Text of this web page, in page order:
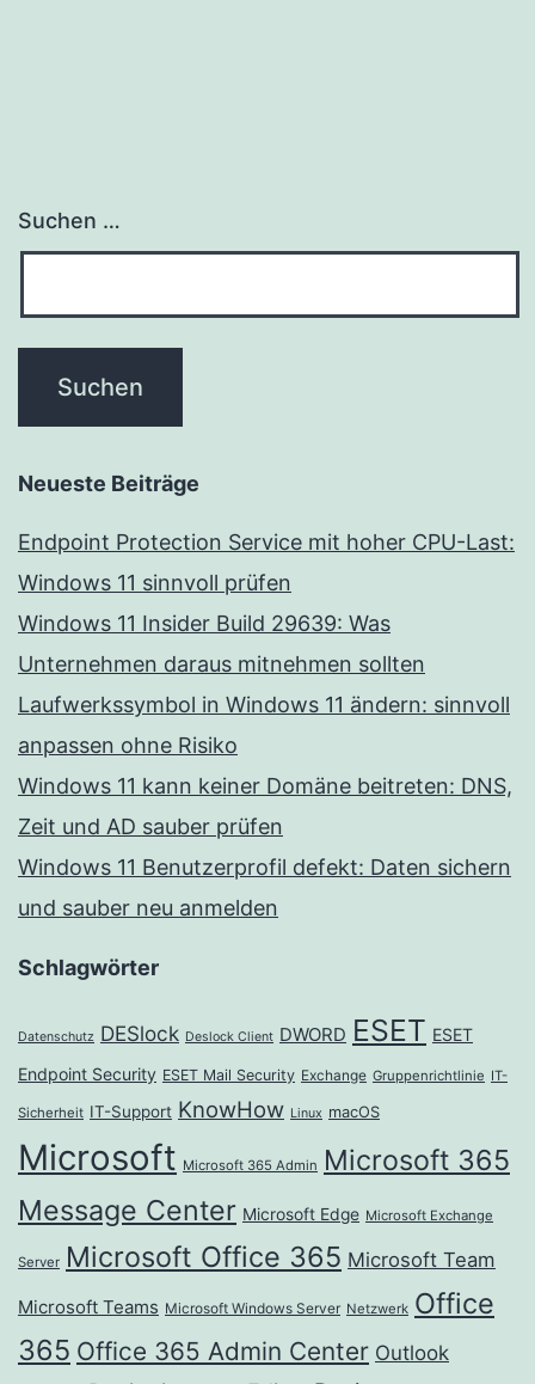
Suchen …
Neueste Beiträge
Endpoint Protection Service mit hoher CPU-Last:
Windows 11 sinnvoll prüfen
Windows 11 Insider Build 29639: Was
Unternehmen daraus mitnehmen sollten
Laufwerkssymbol in Windows 11 ändern: sinnvoll
anpassen ohne Risiko
Windows 11 kann keiner Domäne beitreten: DNS,
Zeit und AD sauber prüfen
Windows 11 Benutzerprofil defekt: Daten sichern
und sauber neu anmelden
Schlagwörter
Datenschutz DESlock Deslock Client DWORD ESET ESET
Endpoint Security ESET Mail Security Exchange Gruppenrichtlinie IT-
Sicherheit IT-Support KnowHow Linux macOS
Microsoft Microsoft 365 Admin Microsoft 365
Message Center Microsoft Edge Microsoft Exchange
Server Microsoft Office 365 Microsoft Team
Microsoft Teams Microsoft Windows Server Netzwerk Office
365 Office 365 Admin Center Outlook